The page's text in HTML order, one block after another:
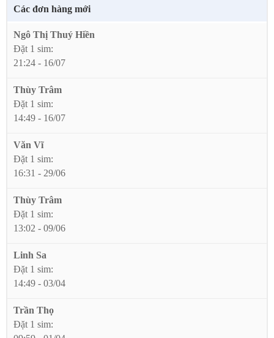
Các đơn hàng mới
Ngô Thị Thuý Hiền
Đặt 1 sim:
21:24 - 16/07
Thùy Trâm
Đặt 1 sim:
14:49 - 16/07
Văn Vĩ
Đặt 1 sim:
16:31 - 29/06
Thùy Trâm
Đặt 1 sim:
13:02 - 09/06
Linh Sa
Đặt 1 sim:
14:49 - 03/04
Trần Thọ
Đặt 1 sim: